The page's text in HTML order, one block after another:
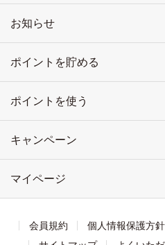
お知らせ
ポイントを貯める
ポイントを使う
キャンペーン
マイページ
会員規約 個人情報保護方針